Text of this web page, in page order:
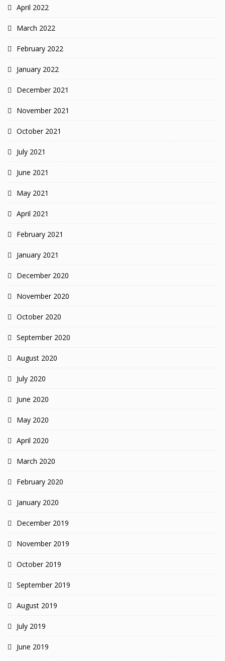
April 2022
March 2022
February 2022
January 2022
December 2021
November 2021
October 2021
July 2021
June 2021
May 2021
April 2021
February 2021
January 2021
December 2020
November 2020
October 2020
September 2020
August 2020
July 2020
June 2020
May 2020
April 2020
March 2020
February 2020
January 2020
December 2019
November 2019
October 2019
September 2019
August 2019
July 2019
June 2019